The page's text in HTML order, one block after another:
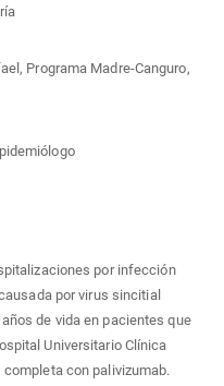
Programa Madre-Canguro,
por infección
por virus sincitial
de vida en pacientes que
Universitario Clínica
con palivizumab.